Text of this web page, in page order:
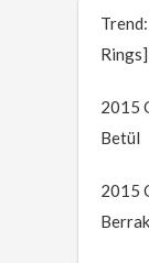
Rings]
2015
Betül
2015
Berrak